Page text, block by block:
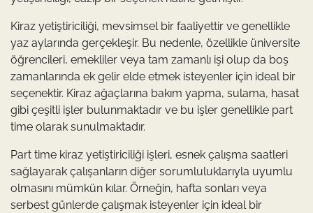
Kiraz yetiştiriciliği, mevsimsel bir faaliyettir ve genellikle
yaz aylarında gerçekleşir. Bu nedenle, özellikle üniversite
öğrencileri, emekliler veya tam zamanlı işi olup da boş
zamanlarında ek gelir elde etmek isteyenler için ideal bir
seçenektir. Kiraz ağaçlarına bakım yapma, sulama, hasat
gibi çeşitli işler bulunmaktadır ve bu işler genellikle part
time olarak sunulmaktadır.
Part time kiraz yetiştiriciliği işleri, esnek çalışma saatleri
sağlayarak çalışanların diğer sorumluluklarıyla uyumlu
olmasını mümkün kılar. Örneğin, hafta sonları veya
serbest günlerde çalışmak isteyenler için ideal bir